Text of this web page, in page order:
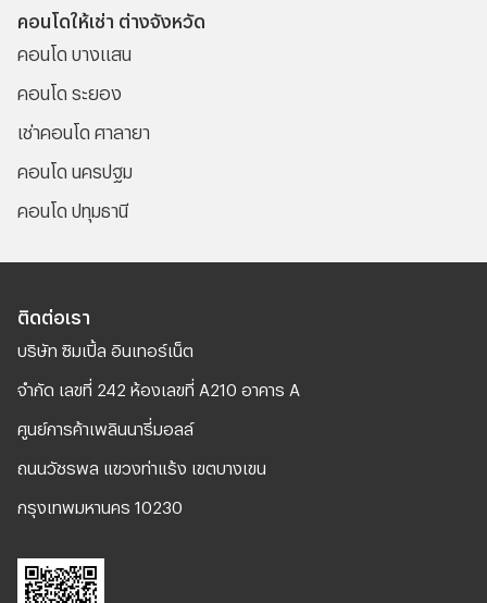
คอนโดให้เช่า ต่างจังหวัด
คอนโด บางแสน
คอนโด ระยอง
เช่าคอนโด ศาลายา
คอนโด นครปฐม
คอนโด ปทุมธานี
ติดต่อเรา
บริษัท ซิมเปิ้ล อินเทอร์เน็ต
จํากัด เลขที่ 242 ห้องเลขที่ A210 อาคาร A
ศูนย์การค้าเพลินนารี่มอลล์
ถนนวัชรพล แขวงท่าแร้ง เขตบางเขน
กรุงเทพมหานคร 10230